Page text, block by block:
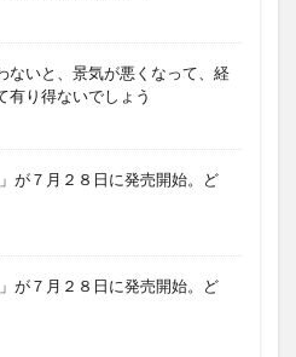
ないと、景気が悪くなって、経
有り得ないでしょう
が７月２８日に発売開始。ど
が７月２８日に発売開始。ど